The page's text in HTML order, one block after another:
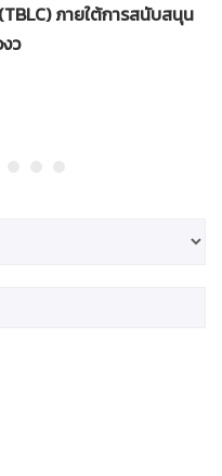
ภายใต้การสนับสนุน
ว